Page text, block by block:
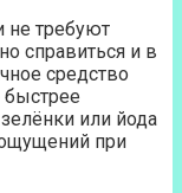
не требуют
справиться и в
средство
или йода
при